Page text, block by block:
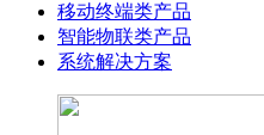
移动终端类产品
智能物联类产品
系统解决方案